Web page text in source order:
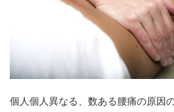
個人個人異なる、数ある腰痛の原因